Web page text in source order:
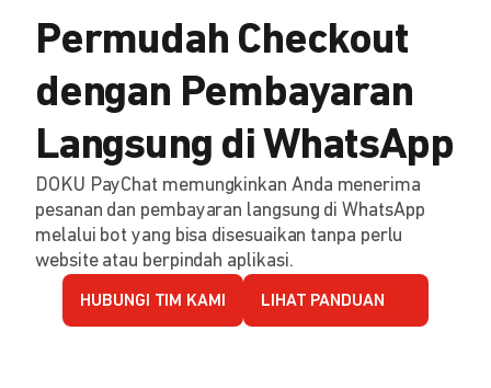
Permudah Checkout
dengan Pembayaran
Langsung di WhatsApp
DOKU PayChat memungkinkan Anda menerima
pesanan dan pembayaran langsung di WhatsApp
melalui bot yang bisa disesuaikan tanpa perlu
website atau berpindah aplikasi.
HUBUNGI TIM KAMI LIHAT PANDUAN